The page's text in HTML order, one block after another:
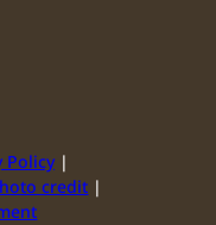
Policy
credit